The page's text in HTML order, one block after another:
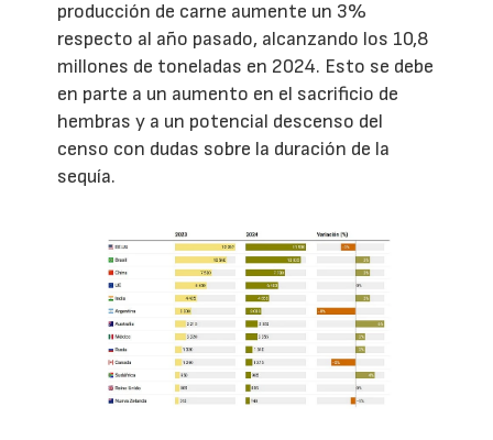
producción de carne aumente un 3%
respecto al año pasado, alcanzando los 10,8
millones de toneladas en 2024. Esto se debe
en parte a un aumento en el sacrificio de
hembras y a un potencial descenso del
censo con dudas sobre la duración de la
sequía.